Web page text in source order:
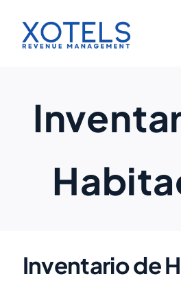
content
Inventario de